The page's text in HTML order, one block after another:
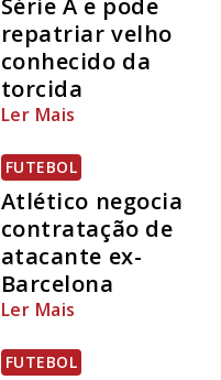
Série A e pode
repatriar velho
conhecido da
torcida
Ler Mais
FUTEBOL
Atlético negocia
contratação de
atacante ex-
Barcelona
Ler Mais
FUTEBOL